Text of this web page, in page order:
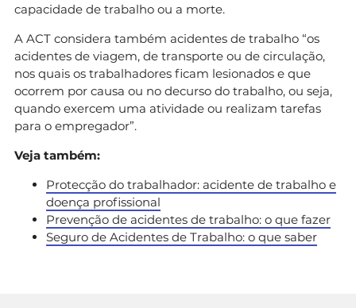
capacidade de trabalho ou a morte.
A ACT considera também acidentes de trabalho “os
acidentes de viagem, de transporte ou de circulação,
nos quais os trabalhadores ficam lesionados e que
ocorrem por causa ou no decurso do trabalho, ou seja,
quando exercem uma atividade ou realizam tarefas
para o empregador”.
Veja também:
Protecção do trabalhador: acidente de trabalho e
doença profissional
Prevenção de acidentes de trabalho: o que fazer
Seguro de Acidentes de Trabalho: o que saber